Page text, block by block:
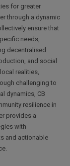
for greater
through a dynamic
ensure that
needs,
decentralised
and social
realities,
challenging to
dynamics, CB
resilience in
provides a
with
and actionable